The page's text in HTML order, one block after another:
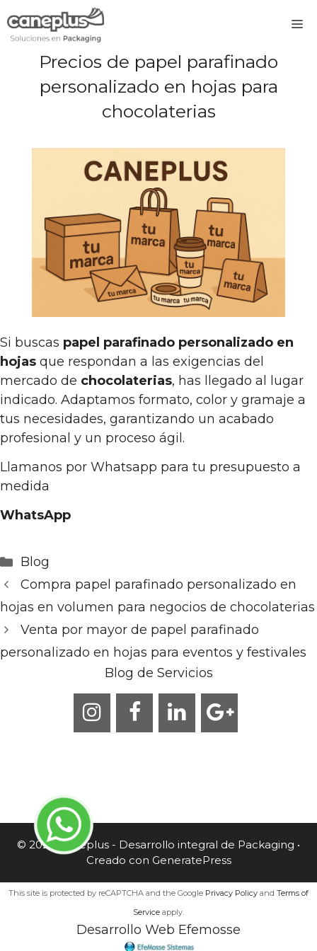
al
Precios de papel parafinado
personalizado en hojas para
chocolaterias
Si buscas papel parafinado personalizado en
hojas que respondan a las exigencias del
mercado de chocolaterias, has llegado al lugar
indicado. Adaptamos formato, color y gramaje a
tus necesidades, garantizando un acabado
profesional y un proceso ágil.
Llamanos por Whatsapp para tu presupuesto a
medida
WhatsApp
Categorías
Blog
Compra papel parafinado personalizado en
hojas en volumen para negocios de chocolaterias
Venta por mayor de papel parafinado
personalizado en hojas para eventos y festivales
Blog de Servicios
© 2026 Caneplus - Desarrollo integral de Packaging •
Creado con GeneratePress
This site is protected by reCAPTCHA and the Google Privacy Policy and Terms of
Service apply.
Desarrollo Web Efemosse